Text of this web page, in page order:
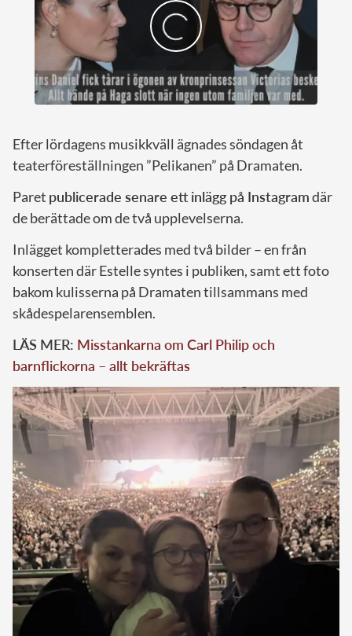
Efter lördagens musikkväll ägnades söndagen åt
teaterföreställningen ”Pelikanen” på Dramaten.
Paret publicerade senare ett inlägg på Instagramdär
de berättade om de två upplevelserna.
Inlägget kompletterades med två bilder – en från
konserten där Estelle syntes i publiken, samt ett foto
bakom kulisserna på Dramaten tillsammans med
skådespelarensemblen.
LÄS MER: Misstankarna om Carl Philip och
barnflickorna – allt bekräftas